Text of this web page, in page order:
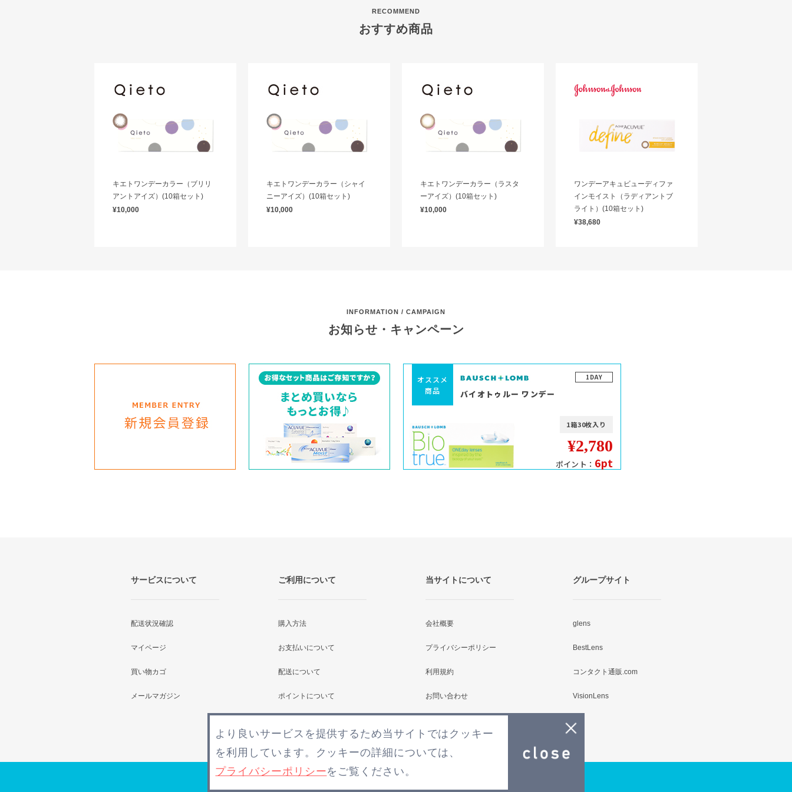
RECOMMEND
おすすめ商品
キエトワンデーカラー（ブリリ
アントアイズ）(10箱セット)
¥10,000
キエトワンデーカラー（シャイ
ニーアイズ）(10箱セット)
¥10,000
キエトワンデーカラー（ラスタ
ーアイズ）(10箱セット)
¥10,000
ワンデーアキュビューディファ
インモイスト（ラディアントブ
ライト）(10箱セット)
¥38,680
INFORMATION / CAMPAIGN
お知らせ・キャンペーン
1DAY
オススメ
商品
バイオトゥルー ワンデー
1箱30枚入り
¥2,780
ポイント： 6pt
サービスについて
配送状況確認
マイページ
買い物カゴ
メールマガジン
ご利用について
購入方法
お支払いについて
配送について
ポイントについて
当サイトについて
会社概要
プライバシーポリシー
利用規約
お問い合わせ
グループサイト
glens
BestLens
コンタクト通販.com
VisionLens
COPYRIGHT2026(C) BLENS ALL RIGHTS RESERVED
より良いサービスを提供するため当サイトではクッキー
を利用しています。クッキーの詳細については、
プライバシーポリシーをご覧ください。